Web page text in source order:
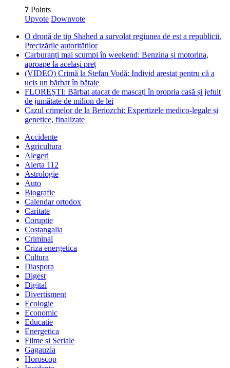
7 Points
Upvote Downvote
O dronă de tip Shahed a survolat regiunea de est a republicii.
Precizările autorităților
Carburanți mai scumpi în weekend: Benzina și motorina,
aproape la același preț
(VIDEO) Crimă la Ștefan Vodă: Individ arestat pentru că a
ucis un bărbat în bătaie
FLOREȘTI: Bărbat atacat de mascați în propria casă și jefuit
de jumătate de milion de lei
Cazul crimelor de la Beriozchi: Expertizele medico-legale și
genetice, finalizate
Accidente
Agricultura
Alegeri
Alerta 112
Astrologie
Auto
Biografie
Calendar ortodox
Caritate
Coruptie
Coștangalia
Criminal
Criza energetica
Cultura
Diaspora
Digest
Digital
Divertisment
Ecologie
Economic
Educatie
Energetica
Filme și Seriale
Gagauzia
Horoscop